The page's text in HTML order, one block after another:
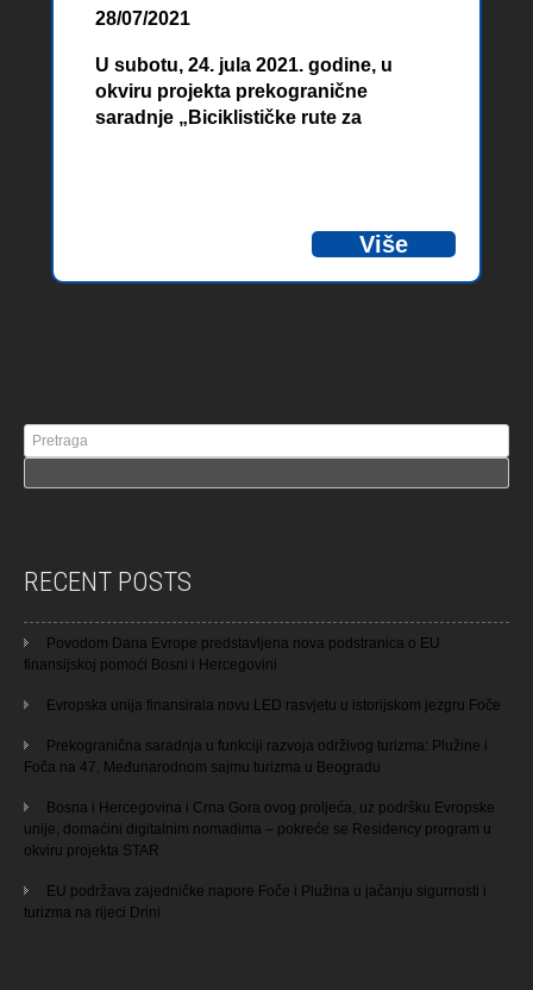
28/07/2021
U subotu, 24. jula 2021. godine, u
okviru projekta prekogranične
saradnje „Biciklističke rute za
pod nazivom „Stazom ‘Ajduka“ u
Više
RECENT POSTS
Povodom Dana Evrope predstavljena nova podstranica o EU
finansijskoj pomoći Bosni i Hercegovini
Evropska unija finansirala novu LED rasvjetu u istorijskom jezgru Foče
Prekogranična saradnja u funkciji razvoja održivog turizma: Plužine i
Foča na 47. Međunarodnom sajmu turizma u Beogradu
Bosna i Hercegovina i Crna Gora ovog proljeća, uz podršku Evropske
unije, domaćini digitalnim nomadima – pokreće se Residency program u
okviru projekta STAR
EU podržava zajedničke napore Foče i Plužina u jačanju sigurnosti i
turizma na rijeci Drini